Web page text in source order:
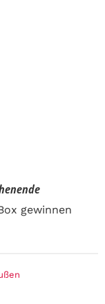
gewinnen